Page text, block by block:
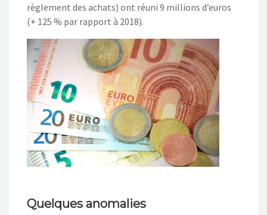
règlement des achats) ont réuni 9 millions d’euros
(+ 125 % par rapport à 2018).
Quelques anomalies